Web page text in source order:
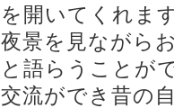
を開いてくれま
夜景を見ながら
と語らうことが
交流ができ昔の